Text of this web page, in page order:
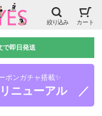
絞り込み カート
で即日発送
ポンガチャ搭載✨
ニューアル ／